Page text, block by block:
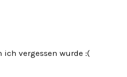
vergessen wurde :(